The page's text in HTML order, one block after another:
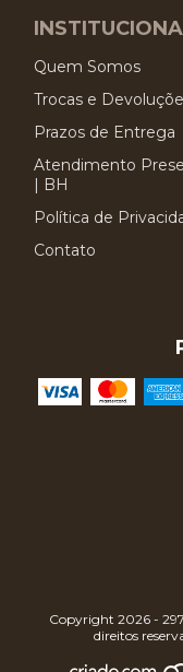
Quem Somos
Trocas e
Prazos de Entrega
Atendimento
| BH
Política de
Contato
Copyright 2026 -
direitos